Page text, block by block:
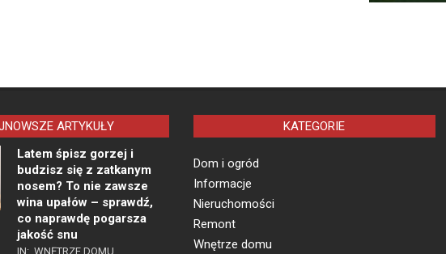
ARTYKUŁY
Latem śpisz gorzej i
budzisz się z zatkanym
nosem? To nie zawsze
wina upałów – sprawdź,
co naprawdę pogarsza
jakość snu
IN: WNĘTRZE DOMU
KATEGORIE
Dom i ogród
Informacje
Nieruchomości
Remont
Wnętrze domu